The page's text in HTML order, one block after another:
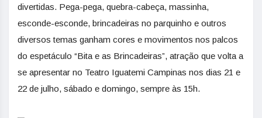
divertidas. Pega-pega, quebra-cabeça, massinha,
esconde-esconde, brincadeiras no parquinho e outros
diversos temas ganham cores e movimentos nos palcos
do espetáculo “Bita e as Brincadeiras”, atração que volta a
se apresentar no Teatro Iguatemi Campinas nos dias 21 e
22 de julho, sábado e domingo, sempre às 15h.